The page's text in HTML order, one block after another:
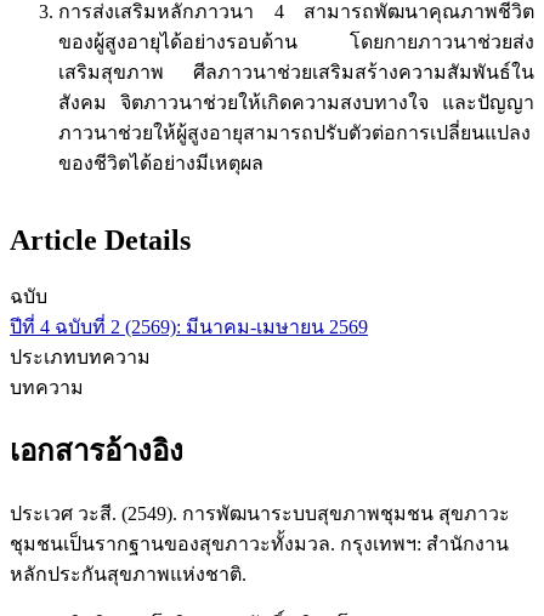
การส่งเสริมหลักภาวนา 4 สามารถพัฒนาคุณภาพชีวิต
ของผู้สูงอายุได้อย่างรอบด้าน โดยกายภาวนาช่วยส่ง
เสริมสุขภาพ ศีลภาวนาช่วยเสริมสร้างความสัมพันธ์ใน
สังคม จิตภาวนาช่วยให้เกิดความสงบทางใจ และปัญญา
ภาวนาช่วยให้ผู้สูงอายุสามารถปรับตัวต่อการเปลี่ยนแปลง
ของชีวิตได้อย่างมีเหตุผล
Article Details
ฉบับ
ปีที่ 4 ฉบับที่ 2 (2569): มีนาคม-เมษายน 2569
ประเภทบทความ
บทความ
เอกสารอ้างอิง
ประเวศ วะสี. (2549). การพัฒนาระบบสุขภาพชุมชน สุขภาวะ
ชุมชนเป็นรากฐานของสุขภาวะทั้งมวล. กรุงเทพฯ: สำนักงาน
หลักประกันสุขภาพแห่งชาติ.